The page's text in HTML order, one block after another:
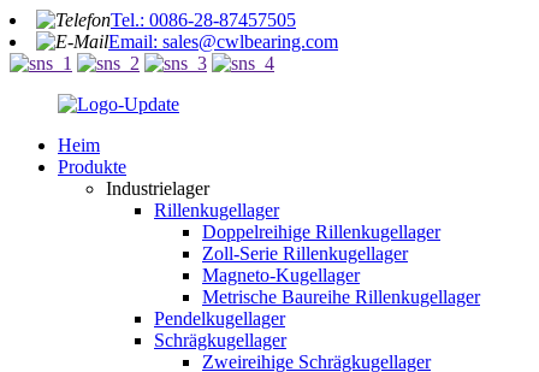
Tel.: 0086-28-87457505
Email: sales@cwlbearing.com
Heim
Produkte
Industrielager
Rillenkugellager
Doppelreihige Rillenkugellager
Zoll-Serie Rillenkugellager
Magneto-Kugellager
Metrische Baureihe Rillenkugellager
Pendelkugellager
Schrägkugellager
Zweireihige Schrägkugellager